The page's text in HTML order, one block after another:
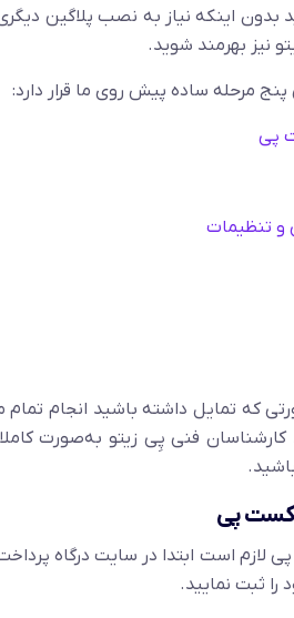
اینکه نیاز به نصب پلاگین
نیز بهرمند شوید.
مرحله ساده پیش روی ما قرار دارد:
که تمایل داشته باشید انجام
کارشناسان فنی پِی زیتو به‌صورت
نکست پی
لازم است ابتدا در سایت درگاه
ثبت نمایید.